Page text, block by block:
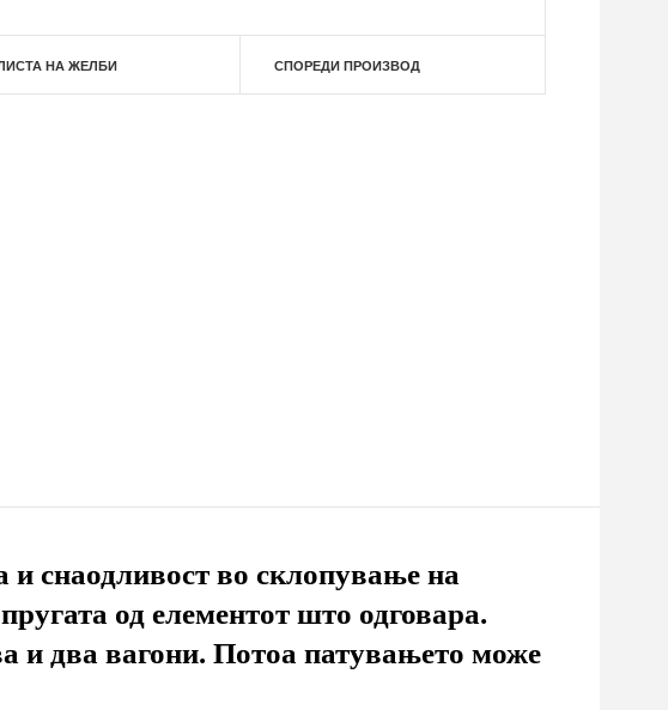
НА ЖЕЛБИ СПОРЕДИ ПРОИЗВОД
и снаодливост во склопување на
од елементот што одговара.
и два вагони. Потоа патувањето може